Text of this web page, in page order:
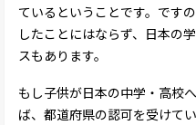
ているということです。です
したことにはならず、日本の
スもあります。
もし子供が日本の中学・高校
ば、都道府県の認可を受けて